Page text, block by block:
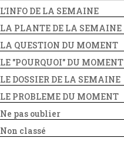
L'INFO DE LA SEMAINE
LA PLANTE DE LA SEMAINE
LA QUESTION DU MOMENT
LE "POURQUOI" DU MOMENT
LE DOSSIER DE LA SEMAINE
LE PROBLEME DU MOMENT
Ne pas oublier
Non classé